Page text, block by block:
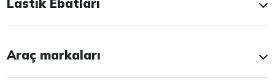
Lastik Ebatları
Araç markaları